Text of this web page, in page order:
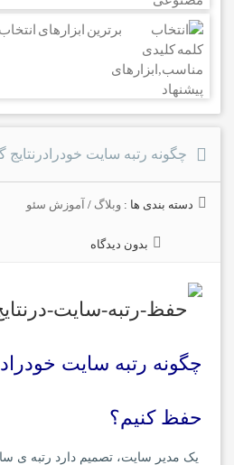
برترین ابزارهای
چگونه رتبه سایت
دسته بندی ها : وبلاگ / آموزش سئو
بدون دیدگاه
چگونه رتبه سایت
حفظ کنیم؟
یک مدیر سایت، تصمیم دارد رتبه ی